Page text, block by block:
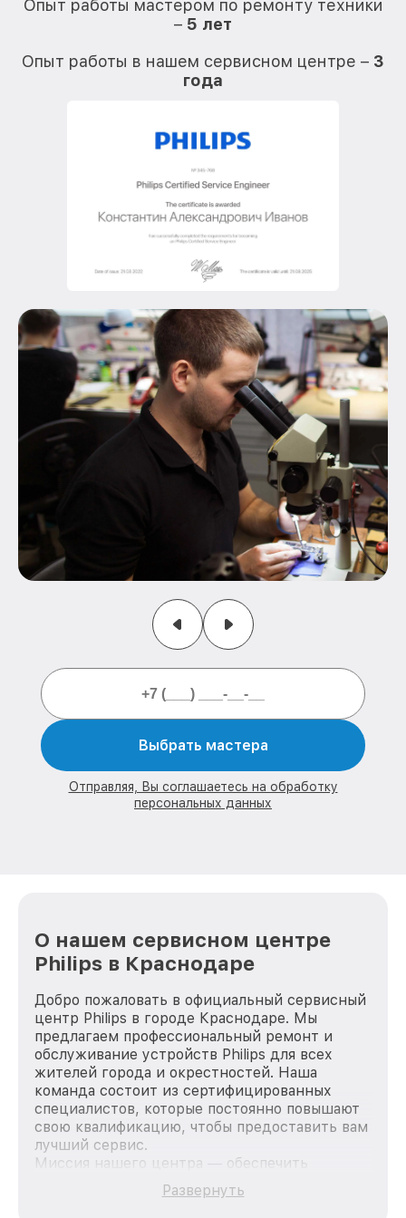
Опыт работы мастером по ремонту техники
– 5 лет
Опыт работы в нашем сервисном центре – 3
года
Выбрать мастера
Отправляя, Вы соглашаетесь на обработку
персональных данных
О нашем сервисном центре
Philips в Краснодаре
Добро пожаловать в официальный сервисный
центр Philips в городе Краснодаре. Мы
предлагаем профессиональный ремонт и
обслуживание устройств Philips для всех
жителей города и окрестностей. Наша
команда состоит из сертифицированных
специалистов, которые постоянно повышают
свою квалификацию, чтобы предоставить вам
лучший сервис.
Миссия нашего центра — обеспечить
качественный и доступный ремонт для
каждого пользователя продукции Philips, вне
Развернуть